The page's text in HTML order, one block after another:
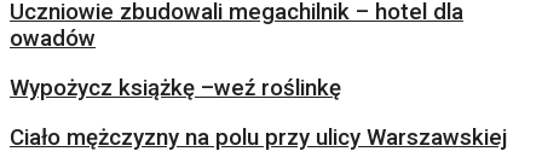
Uczniowie zbudowali megachilnik – hotel dla
owadów
Wypożycz książkę –weź roślinkę
Ciało mężczyzny na polu przy ulicy Warszawskiej